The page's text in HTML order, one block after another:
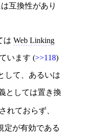
互換性があり
は Web Linking
います (>>118)
して、あるいは
としては置き換
れておらず、
定が有効である